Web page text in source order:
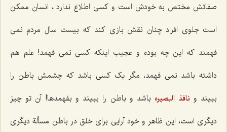
صفاتش مختص به خودش است و کسی اطلاع ندارد ، انسان ممکن
است جلوی افراد چنان نقش بازی کند که بیست سال مردم نمی
فهمند که این چه بوده و عجیب اینکه کسی نمی فهمد! علم هم
داشته باشد نمی فهمد، مگر یک کسی باشد که چشمش باطن را
ببیند و نافذ البصیره باشد و باطن را ببیند و بفهمدها! آن تو چیز
دیگری است، این ظاهر و خود آرایی برای خلق در باطن مسألة دیگری